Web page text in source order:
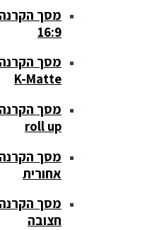
מסך הקרנה
16:9
מסך הקרנה
K-Matte
מסך הקרנה
roll up
מסך הקרנה
אחורית
מסך הקרנה
חצובה